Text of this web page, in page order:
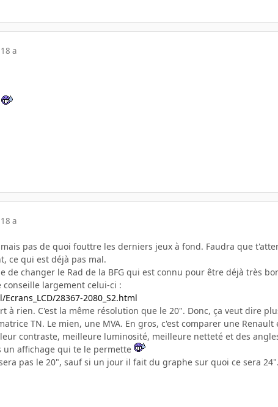
18 a
18 a
pas de quoi fouttre les derniers jeux à fond. Faudra que
ce qui est déjà pas mal.
de changer le Rad de la BFG qui est connu pour être déjà très
conseille largement celui-ci :
28367-2080_S2.html
à rien. C'est la même résolution que le 20". Donc, ça veut dire
TN. Le mien, une MVA. En gros, c'est comparer une
contraste, meilleure luminosité, meilleure netteté et des
affichage qui te le permette
pas le 20", sauf si un jour il fait du graphe sur quoi ce sera